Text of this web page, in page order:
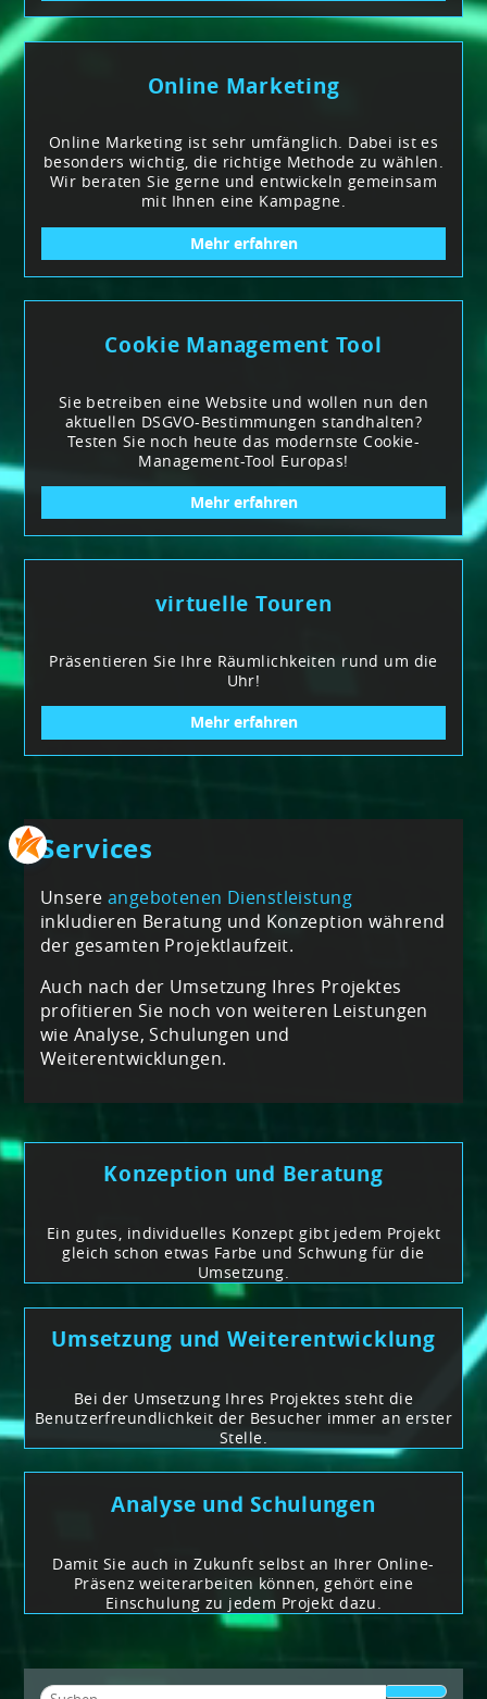
Online Marketing
Online Marketing ist sehr umfänglich. Dabei ist es
besonders wichtig, die richtige Methode zu wählen.
Wir beraten Sie gerne und entwickeln gemeinsam
mit Ihnen eine Kampagne.
Mehr erfahren
Cookie Management Tool
Sie betreiben eine Website und wollen nun den
aktuellen DSGVO-Bestimmungen standhalten?
Testen Sie noch heute das modernste Cookie-
Management-Tool Europas!
Mehr erfahren
virtuelle Touren
Präsentieren Sie Ihre Räumlichkeiten rund um die
Uhr!
Mehr erfahren
Services
Unsere angebotenen Dienstleistung
inkludieren Beratung und Konzeption während
der gesamten Projektlaufzeit.
Auch nach der Umsetzung Ihres Projektes
profitieren Sie noch von weiteren Leistungen
wie Analyse, Schulungen und
Weiterentwicklungen.
Konzeption und Beratung
Ein gutes, individuelles Konzept gibt jedem Projekt
gleich schon etwas Farbe und Schwung für die
Umsetzung.
Umsetzung und Weiterentwicklung
Bei der Umsetzung Ihres Projektes steht die
Benutzerfreundlichkeit der Besucher immer an erster
Stelle.
Analyse und Schulungen
Damit Sie auch in Zukunft selbst an Ihrer Online-
Präsenz weiterarbeiten können, gehört eine
Einschulung zu jedem Projekt dazu.